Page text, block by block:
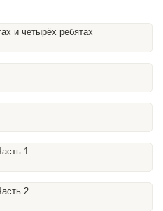
и четырёх ребятах
1
2